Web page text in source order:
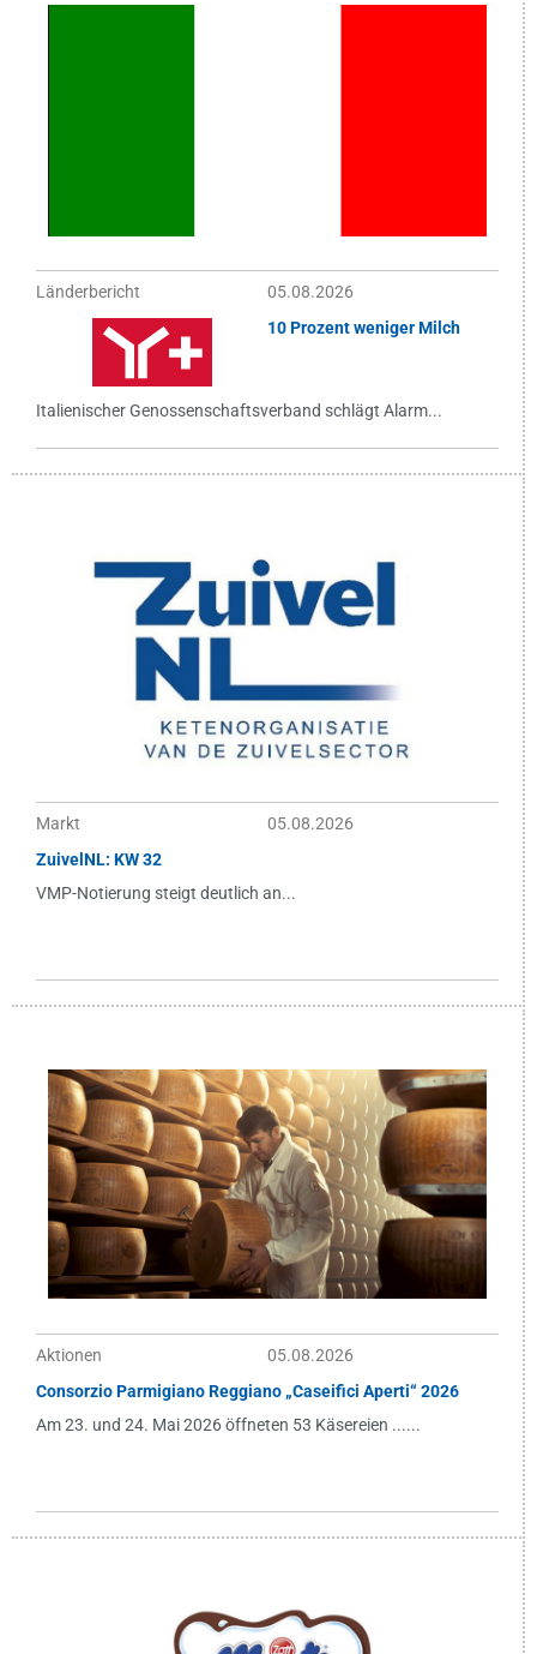
Länderbericht
05.08.2026
10 Prozent weniger Milch
Italienischer Genossenschaftsverband schlägt Alarm...
Markt
05.08.2026
ZuivelNL: KW 32
VMP-Notierung steigt deutlich an...
Aktionen
05.08.2026
Consorzio Parmigiano Reggiano „Caseifici Aperti“ 2026
Am 23. und 24. Mai 2026 öffneten 53 Käsereien ......